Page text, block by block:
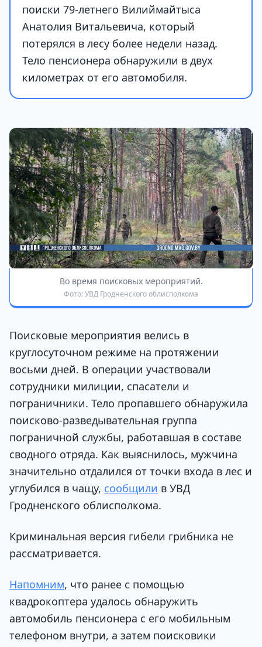
поиски 79-летнего Вилиймайтыса
Анатолия Витальевича, который
потерялся в лесу более недели назад.
Тело пенсионера обнаружили в двух
километрах от его автомобиля.
Во время поисковых мероприятий.
Фото: УВД Гродненского облисполкома
Поисковые мероприятия велись в
круглосуточном режиме на протяжении
восьми дней. В операции участвовали
сотрудники милиции, спасатели и
пограничники. Тело пропавшего обнаружила
поисково-разведывательная группа
пограничной службы, работавшая в составе
сводного отряда. Как выяснилось, мужчина
значительно отдалился от точки входа в лес и
углубился в чащу, сообщили в УВД
Гродненского облисполкома.
Криминальная версия гибели грибника не
рассматривается.
Напомним, что ранее с помощью
квадрокоптера удалось обнаружить
автомобиль пенсионера с его мобильным
телефоном внутри, а затем поисковики